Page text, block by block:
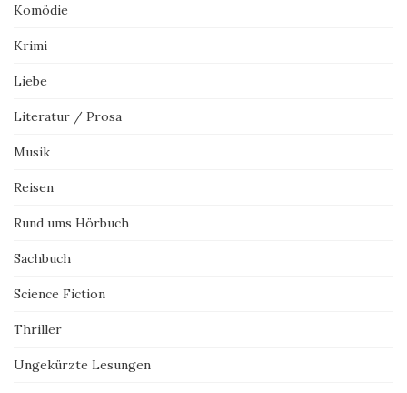
Komödie
Krimi
Liebe
Literatur / Prosa
Musik
Reisen
Rund ums Hörbuch
Sachbuch
Science Fiction
Thriller
Ungekürzte Lesungen